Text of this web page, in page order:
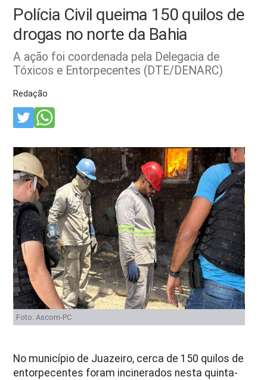
Polícia Civil queima 150 quilos de
drogas no norte da Bahia
A ação foi coordenada pela Delegacia de
Tóxicos e Entorpecentes (DTE/DENARC)
Redação
Foto: Ascom-PC
No município de Juazeiro, cerca de 150 quilos de
entorpecentes foram incinerados nesta quinta-